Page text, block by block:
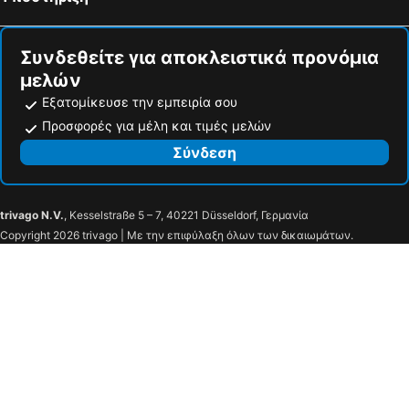
Συνδεθείτε για αποκλειστικά προνόμια
μελών
Εξατομίκευσε την εμπειρία σου
Προσφορές για μέλη και τιμές μελών
Σύνδεση
trivago N.V., Kesselstraße 5 – 7, 40221 Düsseldorf, Γερμανία
Copyright 2026 trivago | Με την επιφύλαξη όλων των δικαιωμάτων.